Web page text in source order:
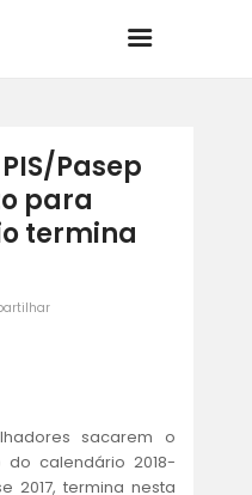
Pasep
para
termina
sacarem o
do calendário 2018-
2017, termina nesta